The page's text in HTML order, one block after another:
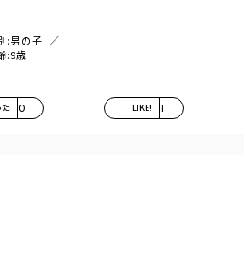
:男の子
:9歳
0 LIKE! 1